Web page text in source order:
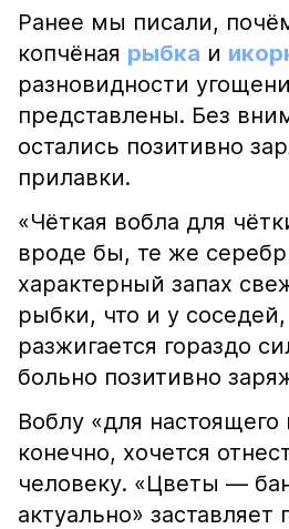
Ранее мы писали,
копчёная рыбка и
разновидности
представлены. Без
остались позитивно
прилавки.
«Чёткая вобла для
вроде бы, те же
характерный запах
рыбки, что и у
разжигается гораздо
больно позитивно
Воблу «для
конечно, хочется
человеку. «Цветы —
актуально»